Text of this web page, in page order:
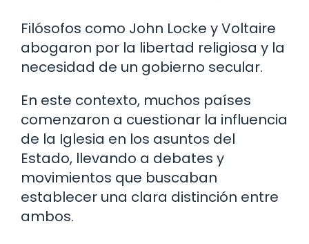
Filósofos como John Locke y Voltaire
abogaron por la libertad religiosa y la
necesidad de un gobierno secular.
En este contexto, muchos países
comenzaron a cuestionar la influencia
de la Iglesia en los asuntos del
Estado, llevando a debates y
movimientos que buscaban
establecer una clara distinción entre
ambos.